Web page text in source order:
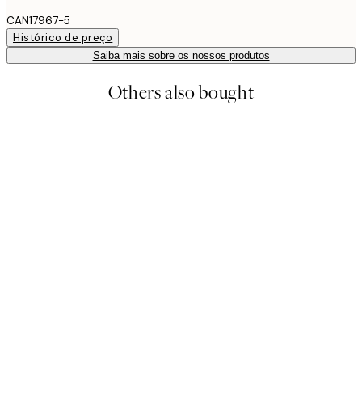
CAN17967-5
Histórico de preço
Saiba mais sobre os nossos produtos
Others also bought